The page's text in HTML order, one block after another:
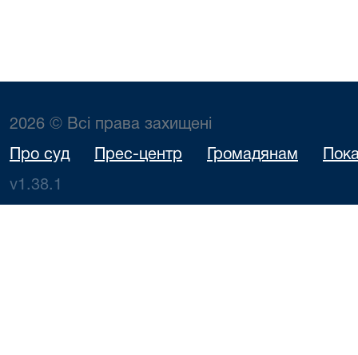
2026 © Всі права захищені
Про суд Прес-центр Громадянам
v1.38.1